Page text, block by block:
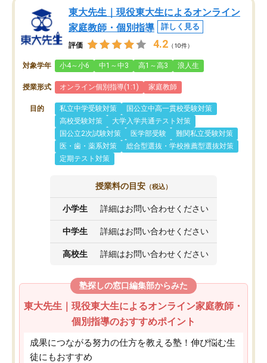
東大先生｜現役東大生によるオンライン
家庭教師・個別指導
詳しく見る
評価 4.2 （10件）
対象学年 小4～小6 中1～中3 高1～高3 浪人生
授業形式 オンライン個別指導(1:1) 家庭教師
目的 私立中学受験対策
国公立中高一貫校受験対策
高校受験対策
大学入学共通テスト対策
国公立2次試験対策
医学部受験
難関私立受験対策
医・歯・薬系対策
総合型選抜・学校推薦型選抜対策
定期テスト対策
授業料の目安 （税込）
小学生 詳細はお問い合わせください
中学生 詳細はお問い合わせください
高校生 詳細はお問い合わせください
塾探しの窓口編集部からみた
東大先生｜現役東大生によるオンライン家庭教師・
個別指導のおすすめポイント
成果につながる努力の仕方を教える塾！伸び悩む生
徒にもおすすめ